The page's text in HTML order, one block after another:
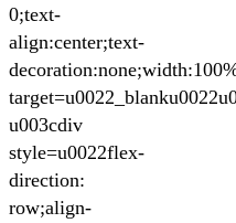
0;text-
align:center;text-
u003cdiv
style=u0022flex-
direction:
row;align-